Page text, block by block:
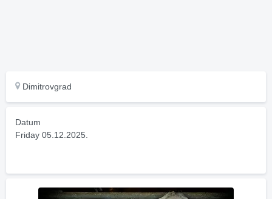
Dimitrovgrad
Datum
Friday 05.12.2025.